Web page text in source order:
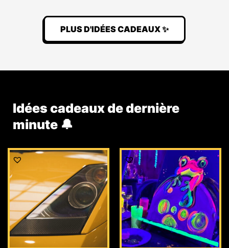
PLUS D'IDÉES CADEAUX ✨
Idées cadeaux de dernière
minute 🔔